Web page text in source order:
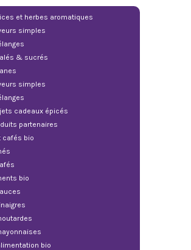
et herbes aromatiques
simples
& sucrés
simples
cadeaux épicés
partenaires
cafés bio
bio
bio